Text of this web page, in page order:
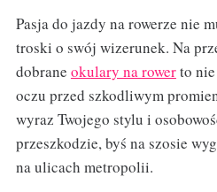
Pasja do jazdy na rowerze nie
troski o swój wizerunek. Na
dobrane okulary na rowerto nie
oczu przed szkodliwym
wyraz Twojego stylu i
przeszkodzie, byś na szosie
na ulicach metropolii.